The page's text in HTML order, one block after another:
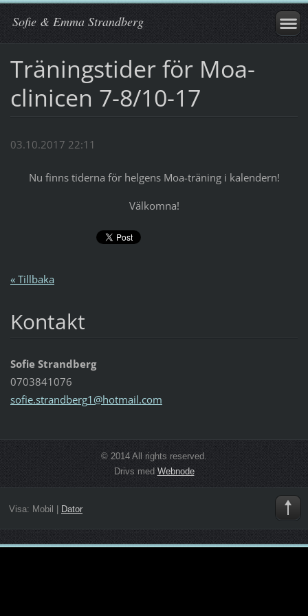
Sofie & Emma Strandberg
Träningstider för Moa-
clinicen 7-8/10-17
03.10.2017 22:11
Nu finns tiderna för helgens Moa-träning i kalendern!
Välkomna!
« Tillbaka
Kontakt
Sofie Strandberg
0703841076
sofie.strandberg1@hotmail.com
© 2014 All rights reserved.
Drivs medWebnode
Visa: Mobil Dator